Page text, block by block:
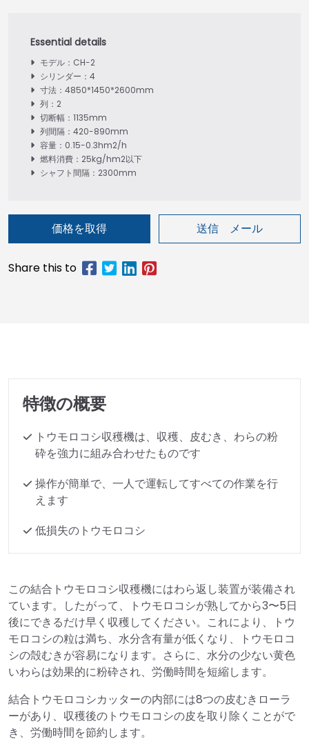
モデル：CH-2
シリンダー：4
寸法：4850*1450*2600mm
列：2
切断幅：1135mm
列間隔：420-890mm
容量：0.15-0.3hm2/h
燃料消費：25kg/hm2以下
シャフト間隔：2300mm
価格を取得 送信 メール
特徴の概要
トウモロコシ収穫機は、収穫、皮むき、わらの粉
砕を強力に組み合わせたものです
操作が簡単で、一人で運転してすべての作業を行
えます
低損失のトウモロコシ
この結合トウモロコシ収穫機にはわら返し装置が装備され
ています。したがって、トウモロコシが熟してから3〜5日
後にできるだけ早く収穫してください。これにより、トウ
モロコシの粒は満ち、水分含有量が低くなり、トウモロコ
シの殻むきが容易になります。さらに、水分の少ない黄色
いわらは効果的に粉砕され、労働時間を短縮します。
結合トウモロコシカッターの内部には8つの皮むきローラ
ーがあり、収穫後のトウモロコシの皮を取り除くことがで
き、労働時間を節約します。